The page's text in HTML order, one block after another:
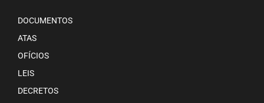
DOCUMENTOS
ATAS
OFÍCIOS
LEIS
DECRETOS